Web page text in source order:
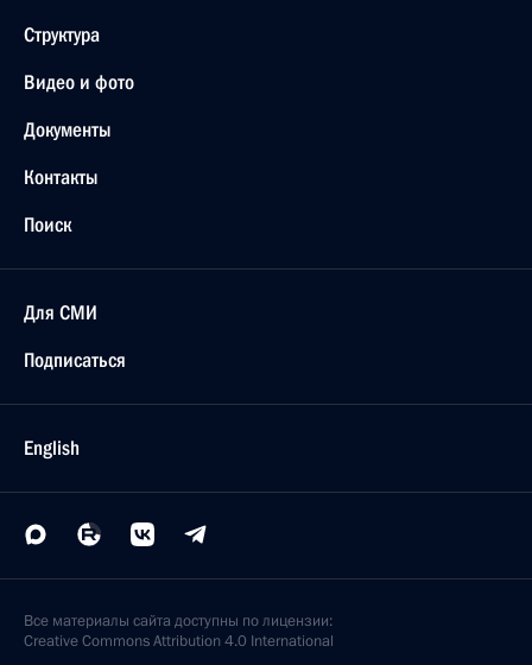
Структура
Видео и фото
Документы
Контакты
Поиск
Для СМИ
Подписаться
English
Все материалы сайта доступны по лицензии:
Creative Commons Attribution 4.0 International